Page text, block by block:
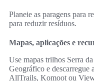
Planeie as paragens para
para reduzir resíduos.
Mapas, aplicações e
Use mapas trilhos Serra
Geográfico e
AllTrails, Komoot ou